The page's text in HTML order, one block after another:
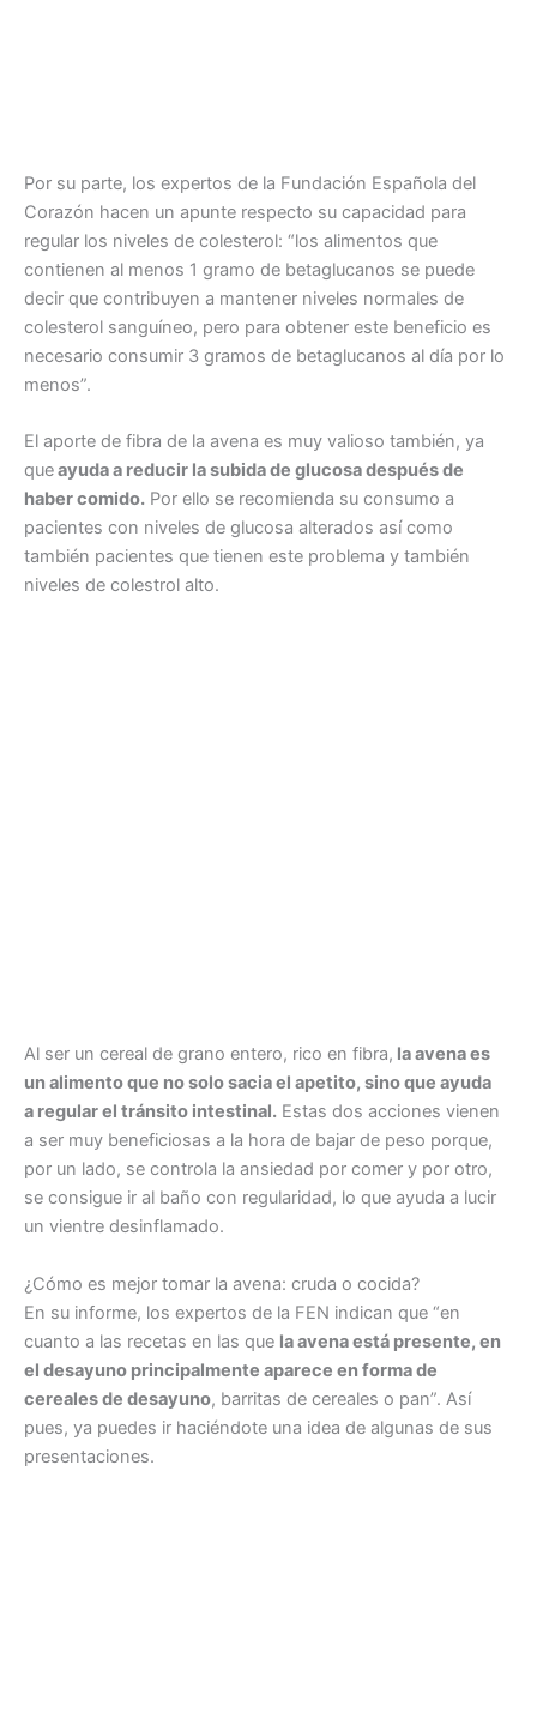
Por su parte, los expertos de la Fundación Española del
Corazón hacen un apunte respecto su capacidad para
regular los niveles de colesterol: “los alimentos que
contienen al menos 1 gramo de betaglucanos se puede
decir que contribuyen a mantener niveles normales de
colesterol sanguíneo, pero para obtener este beneficio es
necesario consumir 3 gramos de betaglucanos al día por lo
menos”.
El aporte de fibra de la avena es muy valioso también, ya
queayuda a reducir la subida de glucosa después de
haber comido. Por ello se recomienda su consumo a
pacientes con niveles de glucosa alterados así como
también pacientes que tienen este problema y también
niveles de colestrol alto.
Al ser un cereal de grano entero, rico en fibra, la avena es
un alimento que no solo sacia el apetito, sino que ayuda
a regular el tránsito intestinal. Estas dos acciones vienen
a ser muy beneficiosas a la hora de bajar de peso porque,
por un lado, se controla la ansiedad por comer y por otro,
se consigue ir al baño con regularidad, lo que ayuda a lucir
un vientre desinflamado.
¿Cómo es mejor tomar la avena: cruda o cocida?
En su informe, los expertos de la FEN indican que “en
cuanto a las recetas en las que la avena está presente, en
el desayuno principalmente aparece en forma de
cereales de desayuno, barritas de cereales o pan”. Así
pues, ya puedes ir haciéndote una idea de algunas de sus
presentaciones.